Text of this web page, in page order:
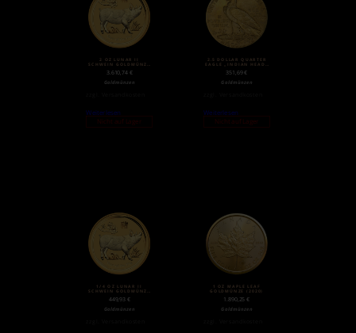
2 OZ LUNAR II
SCHWEIN GOLDMÜNZE
3.610,74 €
Goldmünzen
Weiterlesen
Nicht auf Lager
2.5 DOLLAR QUARTER
EAGLE „INDIAN HEAD“
351,69€
Goldmünzen
Weiterlesen
Nicht auf Lager
1/4 OZ LUNAR II
SCHWEIN GOLDMÜNZE
449,93 €
Goldmünzen
1 OZ MAPLE LEAF
GOLDMÜNZE (2020)
1.890,25€
Goldmünzen